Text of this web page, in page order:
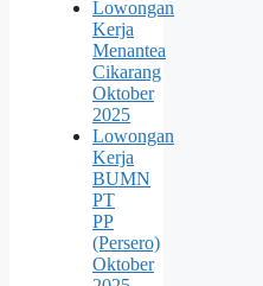
Lowongan
Kerja
Menantea
Cikarang
Oktober
2025
Lowongan
Kerja
BUMN
PT
PP
(Persero)
Oktober